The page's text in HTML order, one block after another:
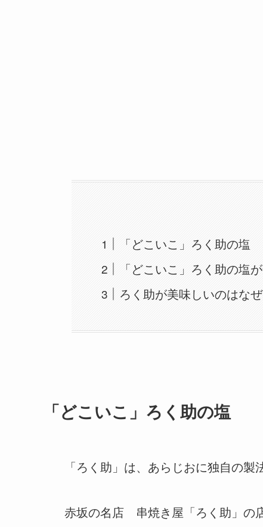
「どこいこ」ろく助の塩
「どこいこ」ろく助の塩
ろく助が美味しいのはなぜ
「どこいこ」ろく助の塩
「ろく助」は、あらじおに独自の製
赤坂の名店 串焼き屋「ろく助」の